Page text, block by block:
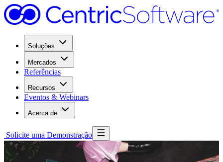
Soluções
Mercados
Referências
Recursos
Eventos & Webinars
Acerca de
Solicite uma Demonstração